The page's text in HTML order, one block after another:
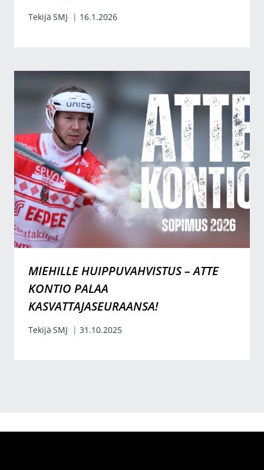
Tekijä SMJ 16.1.2026
MIEHILLE HUIPPUVAHVISTUS – ATTE
KONTIO PALAA
KASVATTAJASEURAANSA!
Tekijä SMJ 31.10.2025